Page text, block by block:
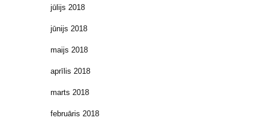
jūlijs 2018
jūnijs 2018
maijs 2018
aprīlis 2018
marts 2018
februāris 2018